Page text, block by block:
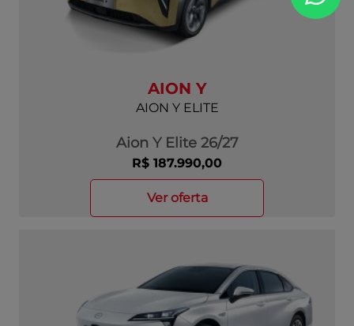
AION Y
AION Y ELITE
Aion Y Elite 26/27
R$ 187.990,00
ver oferta